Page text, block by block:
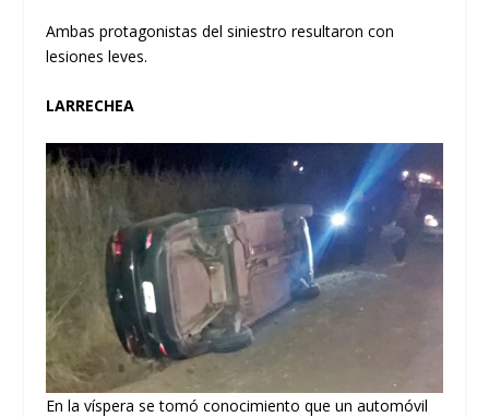
Ambas protagonistas del siniestro resultaron con
lesiones leves.
LARRECHEA
En la víspera se tomó conocimiento que un automóvil